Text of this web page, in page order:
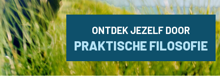
ONTDEK JEZELF DOOR
PRAKTISCHE FILOSOFIE